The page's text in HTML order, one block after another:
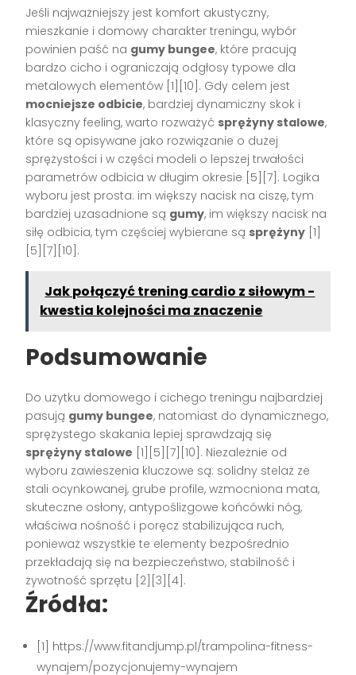
Jeśli najważniejszy jest komfort akustyczny,
mieszkanie i domowy charakter treningu, wybór
powinien paść na gumy bungee, które pracują
bardzo cicho i ograniczają odgłosy typowe dla
metalowych elementów [1][10]. Gdy celem jest
mocniejsze odbicie, bardziej dynamiczny skok i
klasyczny feeling, warto rozważyć sprężyny stalowe,
które są opisywane jako rozwiązanie o dużej
sprężystości i w części modeli o lepszej trwałości
parametrów odbicia w długim okresie [5][7]. Logika
wyboru jest prosta: im większy nacisk na ciszę, tym
bardziej uzasadnione są gumy, im większy nacisk na
siłę odbicia, tym częściej wybierane są sprężyny [1]
[5][7][10].
Jak połączyć trening cardio z siłowym -
kwestia kolejności ma znaczenie
Podsumowanie
Do użytku domowego i cichego treningu najbardziej
pasują gumy bungee, natomiast do dynamicznego,
sprężystego skakania lepiej sprawdzają się
sprężyny stalowe [1][5][7][10]. Niezależnie od
wyboru zawieszenia kluczowe są: solidny stelaż ze
stali ocynkowanej, grube profile, wzmocniona mata,
skuteczne osłony, antypoślizgowe końcówki nóg,
właściwa nośność i poręcz stabilizująca ruch,
ponieważ wszystkie te elementy bezpośrednio
przekładają się na bezpieczeństwo, stabilność i
żywotność sprzętu [2][3][4].
Źródła:
[1] https://www.fitandjump.pl/trampolina-fitness-
wynajem/pozycjonujemy-wynajem